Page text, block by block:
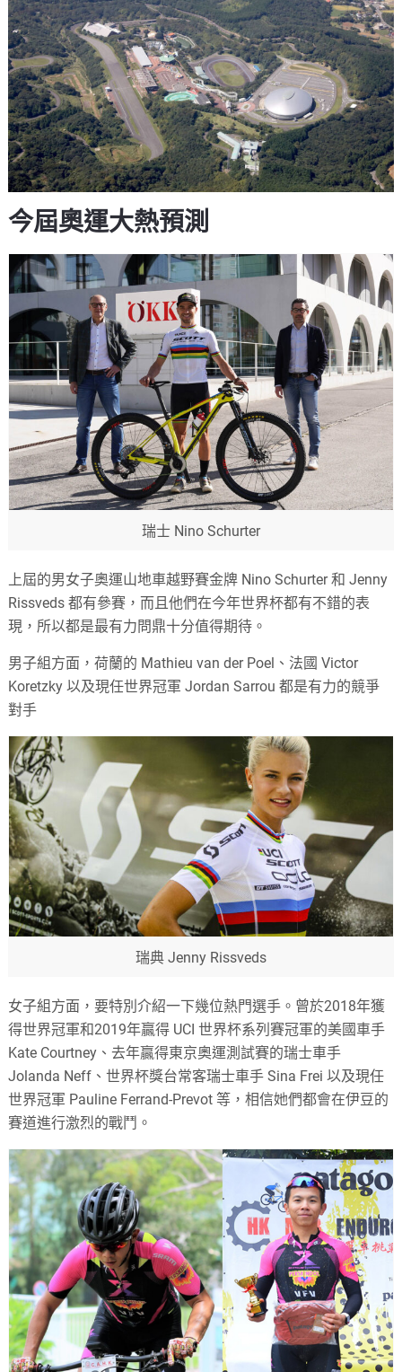
今屆奧運大熱預測
瑞士 Nino Schurter
上屆的男女子奧運山地車越野賽金牌 Nino Schurter和 Jenny
Rissveds都有參賽，而且他們在今年世界杯都有不錯的表
現，所以都是最有力問鼎十分值得期待。
男子組方面，荷蘭的 Mathieu van der Poel 、法國 Victor
Koretzky以及現任世界冠軍 Jordan Sarrou都是有力的競爭
對手
瑞典 Jenny Rissveds
女子組方面，要特別介紹一下幾位熱門選手。曾於2018年獲
得世界冠軍和2019年贏得 UCI世界杯系列賽冠軍的美國車手
Kate Courtney 、去年贏得東京奧運測試賽的瑞士車手
Jolanda Neff 、世界杯獎台常客瑞士車手Sina Frei以及現任
世界冠軍 Pauline Ferrand-Prevot 等，相信她們都會在伊豆的
賽道進行激烈的戰鬥。